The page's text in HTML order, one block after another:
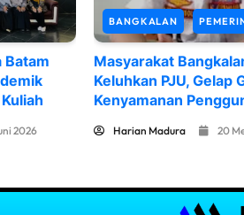
Batam
2026
BANGKALAN
Masyarakat
Keluhkan PJU, Gelap
Kenyamanan
Harian Madura 20